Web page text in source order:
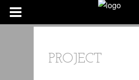
PROJECT